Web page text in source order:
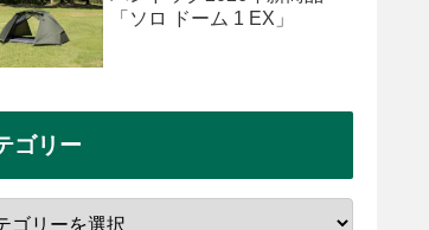
「ソロ ドーム 1 EX」
ゴリー